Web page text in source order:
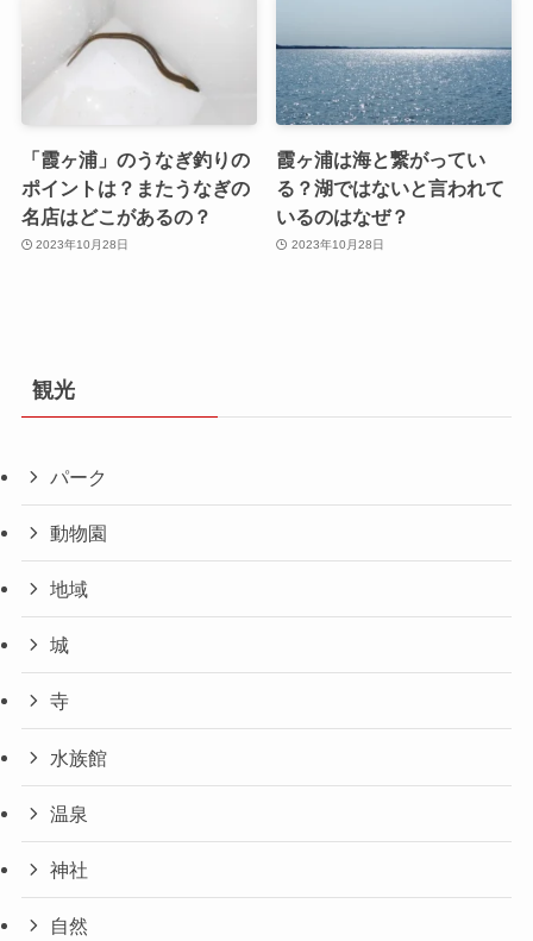
「霞ヶ浦」のうなぎ釣りの
ポイントは？またうなぎの
名店はどこがあるの？
2023年10月28日
霞ヶ浦は海と繋がってい
る？湖ではないと言われて
いるのはなぜ？
2023年10月28日
観光
パーク
動物園
地域
城
寺
水族館
温泉
神社
自然